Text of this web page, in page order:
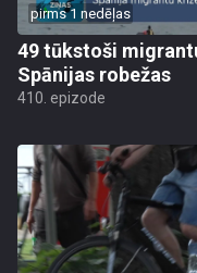
pirms 1 nedēļas
49 tūkstoši
Spānijas robežas
410. epizode